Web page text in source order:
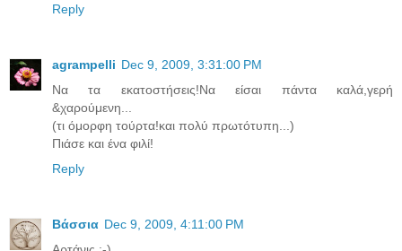
Reply
agrampelli Dec 9, 2009, 3:31:00 PM
Να τα εκατοστήσεις!Να είσαι πάντα καλά,γερή
&χαρούμενη...
(τι όμορφη τούρτα!και πολύ πρωτότυπη...)
Πιάσε και ένα φιλί!
Reply
Βάσσια Dec 9, 2009, 4:11:00 PM